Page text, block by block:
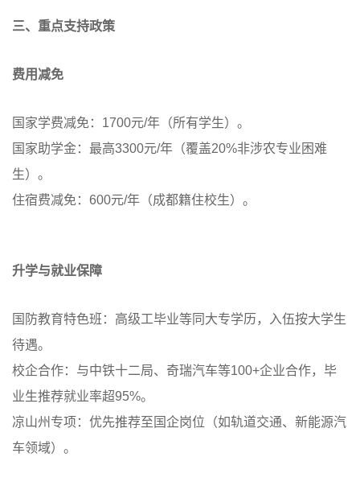
三、重点支持政策
费用减免
国家学费减免：1700元/年（所有学生）。
国家助学金：最高3300元/年（覆盖20%非涉农专业困难
生）。
住宿费减免：600元/年（成都籍住校生）。
升学与就业保障
国防教育特色班：高级工毕业等同大专学历，入伍按大学生
待遇。
校企合作：与中铁十二局、奇瑞汽车等100+企业合作，毕
业生推荐就业率超95%。
凉山州专项：优先推荐至国企岗位（如轨道交通、新能源汽
车领域）。